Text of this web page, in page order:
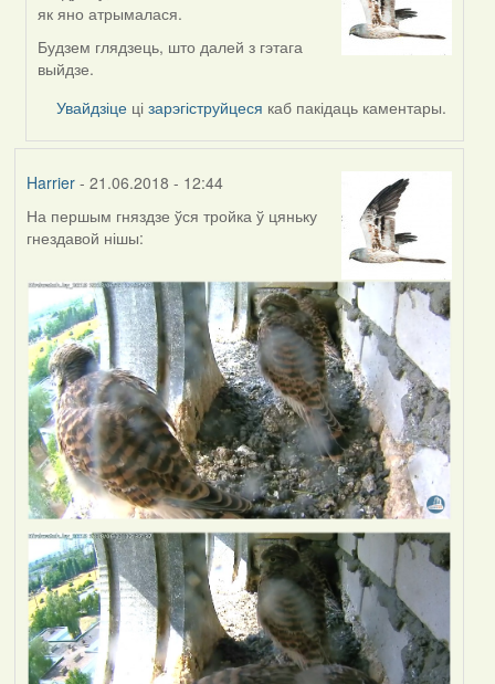
reply
to
by
як яно атрымалася.
Будзем глядзець, што далей з гэтага
выйдзе.
Увайдзіце цізарэгіструйцеся каб пакідаць каментары.
Harrier- 21.06.2018 - 12:44
На першым гняздзе ўся тройка ў цяньку
гнездавой нішы: